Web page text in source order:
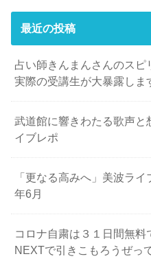
最近の投稿
占い師きんまんさんのスピ
実際の受講生が大暴露しま
武道館に響きわたる歌声と
イブレポ
「更なる高みへ」美波ラ
年6月
コロナ自粛は３１日間無
NEXTで引きこもろうぜっ